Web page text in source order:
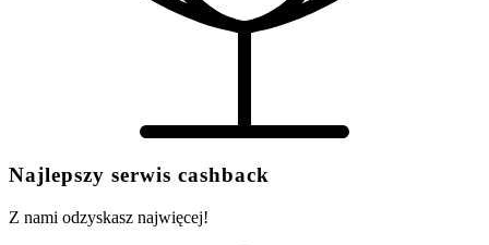
Najlepszy serwis cashback
Z nami odzyskasz najwięcej!